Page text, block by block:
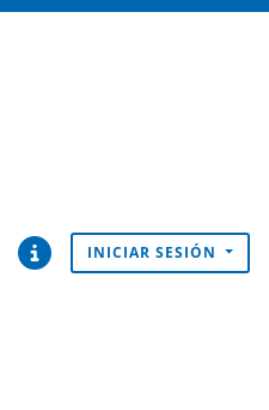
Enlaces rápidosINICIAR SESIÓN